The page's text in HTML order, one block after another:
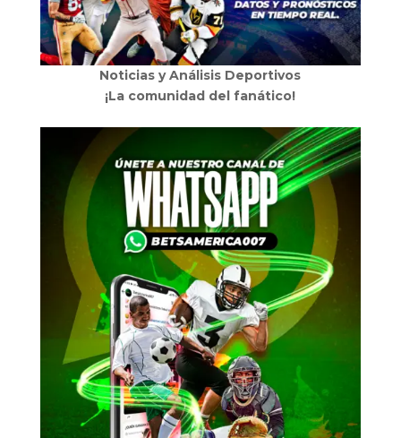
Noticias y Análisis Deportivos
¡La comunidad del fanático!